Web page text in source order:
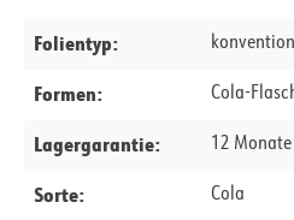
Folientyp:
Formen: Cola-
Lagergarantie: 12
Sorte: Cola